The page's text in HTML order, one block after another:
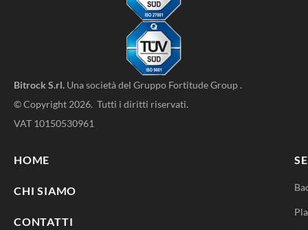
Bitrock S.rl. Una società del Gruppo Fortitude Group.
© Copyright 2026. Tutti i diritti riservati.
VAT 10150530961
HOME
CHI SIAMO
CONTATTI